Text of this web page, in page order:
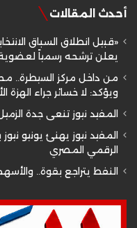
أحدث المقالات
«قبيل انطلاق السباق
يعلن ترشحه رسمياً
من داخل مركز السيطرة..
ويؤكد: لا خسائر جراء الهزة
المفيد نيوز تنعى جدة
المفيد نيوز يهنئ يونيو
الرقمي المصري
النفط يتراجع بقوة..